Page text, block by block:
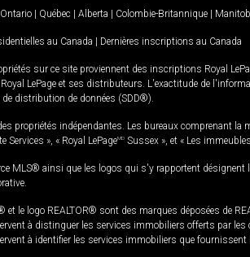
Ontario | Québec | Alberta | Colombie-Britannique |
au Canada | Dernières inscriptions au Canada
sur ce site proviennent des inscriptions Royal
LePage et ses distributeurs. L'exactitude de
distribution de données (SDD®).
propriétés indépendantes. Les bureaux comprenant la
Services », « Royal LePageMD Sussex », et « Les
MLS® ainsi que les logos qui s'y rapportent
et le logo REALTOR® sont des marques déposées de
à distinguer les services immobiliers offerts par
à identifier les services immobiliers que fournissent